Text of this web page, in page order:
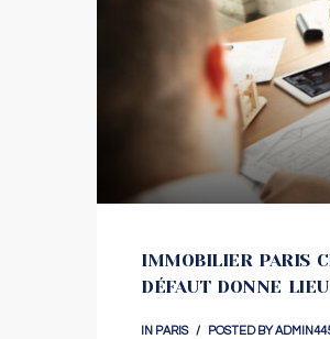
IMMOBILIER PARIS
DÉFAUT DONNE
IN PARIS POSTED BY